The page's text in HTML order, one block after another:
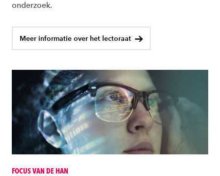
onderzoek.
Meer informatie over het lectoraat
FOCUS VAN DE HAN